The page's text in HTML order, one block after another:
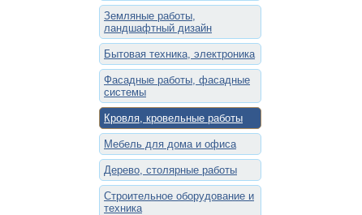
Земляные работы,
ландшафтный дизайн
Бытовая техника, электроника
Фасадные работы, фасадные
системы
Кровля, кровельные работы
Мебель для дома и офиса
Дерево, столярные работы
Строительное оборудование и
техника